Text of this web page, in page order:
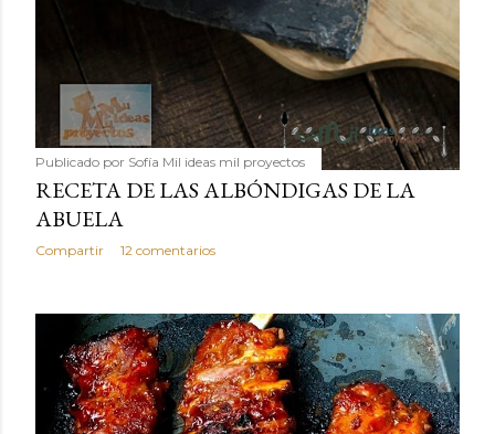
Publicado por Sofía Mil ideas mil proyectos
RECETA DE LAS ALBÓNDIGAS DE LA
ABUELA
Compartir 12 comentarios